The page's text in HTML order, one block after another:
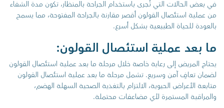
في بعض الحالات التي تُجرى باستخدام الجراحة بالمنظار، تكون مدة الشفاء
من عملية استئصال القولون أقصر مقارنة بالجراحة المفتوحة، مما يسمح
بالعودة للحياة الطبيعية بشكل أسرع.
ما بعد عملية استئصال القولون:
يحتاج المريض إلى رعاية خاصة خلال مرحلة ما بعد عملية استئصال القولون
لضمان تعافٍ آمن وسريع. تشمل مرحلة ما بعد عملية استئصال القولون
متابعة الأعراض الحيوية، الالتزام بالتغذية الصحية السهلة الهضم،
والمراقبة المستمرة لأي مضاعفات محتملة.